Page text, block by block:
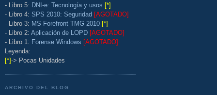
- Libro 5: DNI-e: Tecnología y usos [*]
- Libro 4: SPS 2010: Seguridad [AGOTADO]
- Libro 3: MS Forefront TMG 2010 [*]
- Libro 2: Aplicación de LOPD [AGOTADO]
- Libro 1: Forense Windows [AGOTADO]
Leyenda:
[*]-> Pocas Unidades
ARCHIVO DEL BLOG